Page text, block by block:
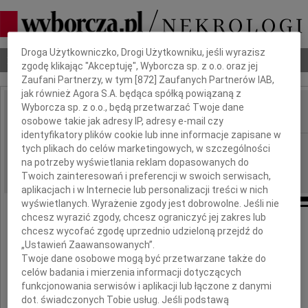
Nekrologi Odeszli Poradnik pogrzebowy
IMIĘ I NAZWISKO:
REGION: Kraków
DATA EMISJI: 02.01.2019
Z żalem przyjąłem wiadomość o śmierci
biskupa
Dbamy o Twoją prywatność
Droga Użytkowniczko, Drogi Użytkowniku, jeśli wyrazisz
zgodę klikając "Akceptuję", Wyborcza sp. z o.o. oraz jej
Zaufani Partnerzy, w tym [872 ] Zaufanych Partnerów IAB,
jak również Agora S.A. będąca spółką powiązaną z
Wyborcza sp. z o.o., będą przetwarzać Twoje dane
osobowe takie jak adresy IP, adresy e-mail czy
identyfikatory plików cookie lub inne informacje zapisane w
tych plikach do celów marketingowych, w szczególności
na potrzeby wyświetlania reklam dopasowanych do
Twoich zainteresowań i preferencji w swoich serwisach,
aplikacjach i w Internecie lub personalizacji treści w nich
wyświetlanych. Wyrażenie zgody jest dobrowolne. Jeśli nie
chcesz wyrazić zgody, chcesz ograniczyć jej zakres lub
chcesz wycofać zgodę uprzednio udzieloną przejdź do
„Ustawień Zaawansowanych”.
Twoje dane osobowe mogą być przetwarzane także do
celów badania i mierzenia informacji dotyczących
funkcjonowania serwisów i aplikacji lub łączone z danymi
dot. świadczonych Tobie usług. Jeśli podstawą